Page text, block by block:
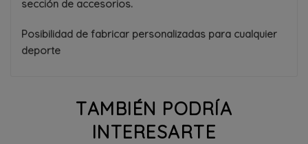
sección de accesorios.
Posibilidad de fabricar personalizadas para cualquier
deporte
TAMBIÉN PODRÍA
INTERESARTE